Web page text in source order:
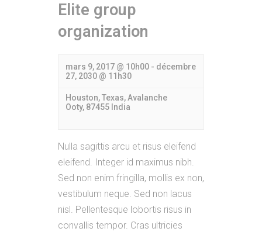
Elite group
organization
mars 9, 2017 @ 10h00 - décembre
27, 2030 @ 11h30
Houston, Texas, Avalanche
Ooty, 87455 India
Nulla sagittis arcu et risus eleifend
eleifend. Integer id maximus nibh.
Sed non enim fringilla, mollis ex non,
vestibulum neque. Sed non lacus
nisl. Pellentesque lobortis risus in
convallis tempor. Cras ultricies